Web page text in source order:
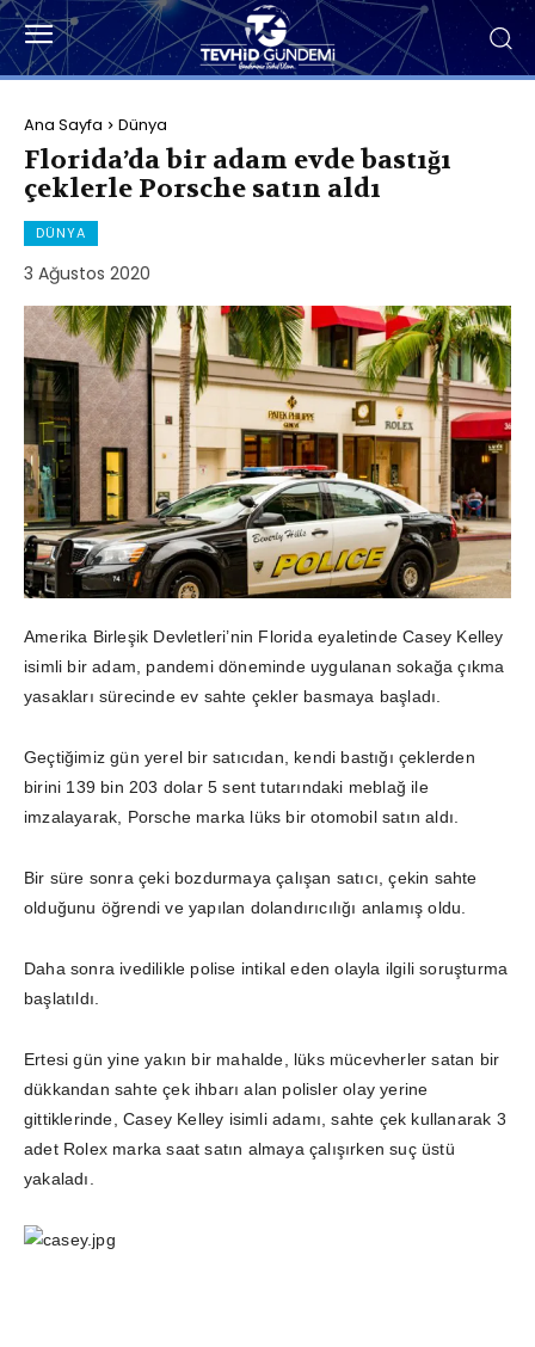
Ana Sayfa Dünya
Florida’da bir adam evde bastığı
çeklerle Porsche satın aldı
DÜNYA
3 Ağustos 2020
Amerika Birleşik Devletleri’nin Florida eyaletinde Casey Kelley
isimli bir adam, pandemi döneminde uygulanan sokağa çıkma
yasakları sürecinde ev sahte çekler basmaya başladı.
Geçtiğimiz gün yerel bir satıcıdan, kendi bastığı çeklerden
birini 139 bin 203 dolar 5 sent tutarındaki meblağ ile
imzalayarak, Porsche marka lüks bir otomobil satın aldı.
Bir süre sonra çeki bozdurmaya çalışan satıcı, çekin sahte
olduğunu öğrendi ve yapılan dolandırıcılığı anlamış oldu.
Daha sonra ivedilikle polise intikal eden olayla ilgili soruşturma
başlatıldı.
Ertesi gün yine yakın bir mahalde, lüks mücevherler satan bir
dükkandan sahte çek ihbarı alan polisler olay yerine
gittiklerinde, Casey Kelley isimli adamı, sahte çek kullanarak 3
adet Rolex marka saat satın almaya çalışırken suç üstü
yakaladı.